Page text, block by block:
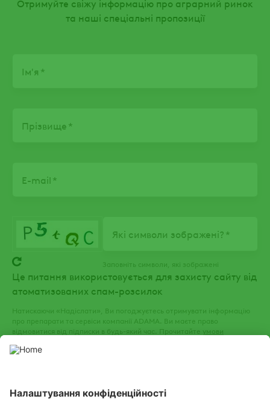
Отримуйте свіжу інформацію про аграрний ринок
та наші спеціальні пропозиції
Ім'я
Прізвище
E-mail
Які символи зображені?
Заповніть символи, які зображені
Це питання використовується для захисту сайту від
атоматизованих спам-розсилок
Натискаючи «Надіслати», Ви погоджуєтесь отримувати інформацію
про препарати та сервіси компанії ADAMA. Ви маєте право
відмовитися від підписки в будь-який час. Прочитайте умови